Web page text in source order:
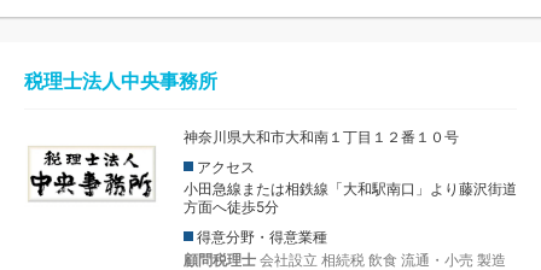
税理士法人中央事務所
神奈川県大和市大和南１丁目１２番１０号
アクセス
小田急線または相鉄線「大和駅南口」より藤沢街道
方面へ徒歩5分
得意分野・得意業種
顧問税理士 会社設立 相続税 飲食 流通・小売 製造